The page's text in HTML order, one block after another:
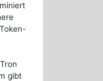
gibt